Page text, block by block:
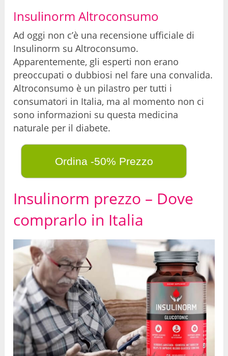
Insulinorm Altroconsumo
Ad oggi non c’è una recensione ufficiale di
Insulinorm su Altroconsumo.
Apparentemente, gli esperti non erano
preoccupati o dubbiosi nel fare una convalida.
Altroconsumo è un pilastro per tutti i
consumatori in Italia, ma al momento non ci
sono informazioni su questa medicina
naturale per il diabete.
Ordina -50% Prezzo
Insulinorm prezzo – Dove
comprarlo in Italia